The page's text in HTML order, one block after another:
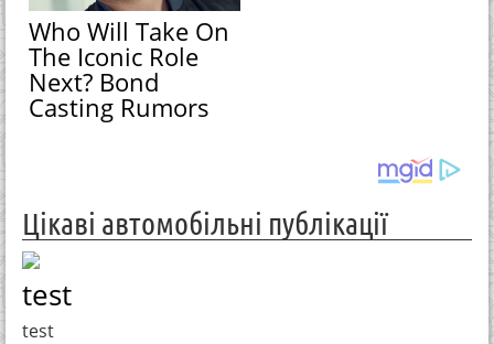
Who Will Take On
The Iconic Role
Next? Bond
Casting Rumors
Цікаві автомобільні публікації
test
test